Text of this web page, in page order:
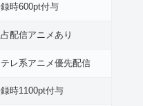
時600pt付与
配信アニメあり
テレ系アニメ優先配信
時1100pt付与